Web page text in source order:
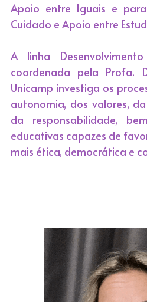
Apoio entre Iguais e
Cuidado e Apoio entre
A linha
coordenada pela Profa.
Unicamp investiga os
autonomia, dos valores,
da responsabilidade,
educativas capazes de
mais ética, democrática e